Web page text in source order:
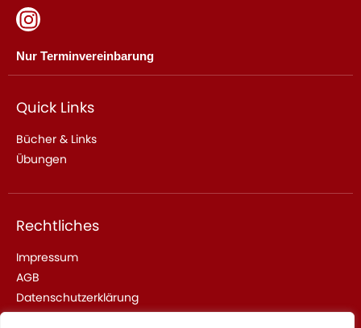
Nur Terminvereinbarung
Quick Links
Bücher & Links
Übungen
Rechtliches
Impressum
AGB
Datenschutzerklärung